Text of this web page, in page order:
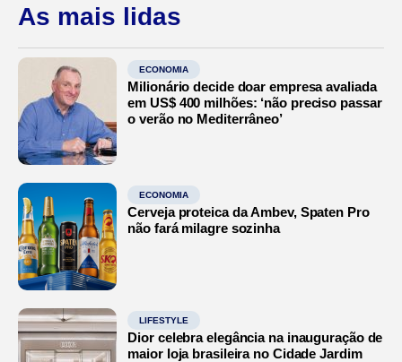
As mais lidas
ECONOMIA
Milionário decide doar empresa avaliada
em US$ 400 milhões: ‘não preciso passar
o verão no Mediterrâneo’
ECONOMIA
Cerveja proteica da Ambev, Spaten Pro
não fará milagre sozinha
LIFESTYLE
Dior celebra elegância na inauguração de
maior loja brasileira no Cidade Jardim